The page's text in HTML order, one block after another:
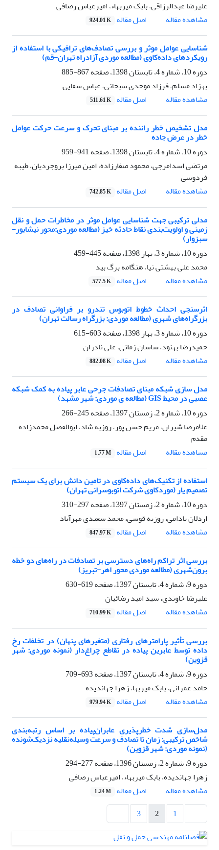
علیرضا عبدالرزاقی، بابک میربهاء، امیرعباس رصافی
مشاهده مقاله
اصل مقاله 924.01 K
شناسایی عوامل موثر و بررسی تصادف‌های ترافیکی با استفاده از
رویکردهای داده‌کاوی (مطالعه موردی آزادراه تهران-قم)
دوره 10، شماره 4، تابستان 1398، صفحه
867-885
بهزاد مسلم، فرزاد موحدی سبحانی، عباس سقایی
مشاهده مقاله
اصل مقاله 511.61 K
مدل تشخیص خطر راننده بر مبنای تحرک و سرعت حرکت عوامل
خطر در عرض جاده
دوره 10، شماره 4، تابستان 1398، صفحه
941-959
مرتضی اسدامرجی، محمود صفارزاده، امین میرزا بروجردیان، طیبه
فردوسی
مشاهده مقاله
اصل مقاله 742.85 K
مدلی ترکیبی جهت شناسایی عوامل موثر در مخاطرات حمل و نقل
زمینی و اولویت‌بندی نقاط حادثه خیز (مطالعه موردی:محور نیشابور-
سبزوار)
دوره 10، شماره 3، بهار 1398، صفحه
445-459
محمد علی بهشتی نیا، هنگامه برگ بید
مشاهده مقاله
اصل مقاله 577.5 K
اثرسنجی احداث خطوط اتوبوس تندرو بر فراوانی تصادف در
بزرگراه‌های شهری (مطالعه موردی: بزرگراه رسالت تهران)
دوره 10، شماره 3، بهار 1398، صفحه
603-615
حمیدرضا بهنود، ساسان زمانی، علی نادران
مشاهده مقاله
اصل مقاله 882.08 K
مدل سازی شبکه مبنای تصادفات جرحی عابر پیاده به کمک شبکه
عصبی در محیط GIS (مطالعه ی موردی: شهر مشهد)
دوره 10، شماره 2، زمستان 1397، صفحه
245-266
غلامرضا شیران، مریم حسن پور، روزبه شاد، ابوالفضل محمدزاده
مقدم
مشاهده مقاله
اصل مقاله 1.77 M
استفاده از تکنیک‌های داده‌کاوی در تامین دانش برای یک سیستم
تصمیم یار (موردکاوی شرکت اتوبوسرانی تهران)
دوره 10، شماره 2، زمستان 1397، صفحه
297-310
اردلان بادامی، روزبه قوسی، محمد سعیدی مهرآباد
مشاهده مقاله
اصل مقاله 847.97 K
بررسی اثر تراکم راه‌های دسترسی بر تصادفات در راه‌های دو خطه
برون‌شهری (مطالعه موردی محور اهر-تبریز)
دوره 9، شماره 4، تابستان 1397، صفحه
619-630
علیرضا خاوندی، سید امید رضائیان
مشاهده مقاله
اصل مقاله 710.99 K
بررسی تأثیر پارامترهای رفتاری (متغیرهای پنهان) در تخلفات رخ
داده توسط عابرین پیاده در تقاطع چراغ‌دار (نمونه موردی: شهر
قزوین)
دوره 9، شماره 4، تابستان 1397، صفحه
693-709
حامد عمرانی، بابک میربها، زهرا جهاندیده
مشاهده مقاله
اصل مقاله 979.94 K
مدل‌سازی شدت خطرپذیری عابران‌پیاده بر اساس رتبه‌بندی
شاخص ترکیبی: زمان تا تصادف و سرعت وسیله‌نقلیه نزدیک‌شونده
(نمونه موردی: شهر قزوین)
دوره 9، شماره 2، زمستان 1396، صفحه
277-294
زهرا جهاندیده، بابک میربهاء، امیرعباس رصافی
مشاهده مقاله
اصل مقاله 1.24 M
1
2
3